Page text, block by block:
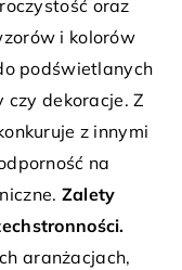
oraz
i kolorów
podświetlanych
dekoracje. Z
z innymi
na
Zalety
aranżacjach,